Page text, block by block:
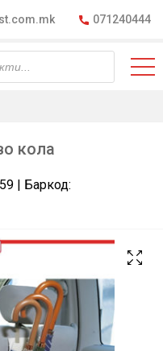
071240444
кола
| Баркод: